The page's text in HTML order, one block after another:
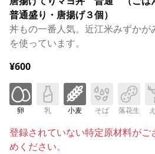
普通盛り・唐揚げ３個）
丼もの一番人気。近江米みずかが
を使っています。
¥600
卵 乳 小麦 そば 落花生
登録されていない特定原材料が
めください。